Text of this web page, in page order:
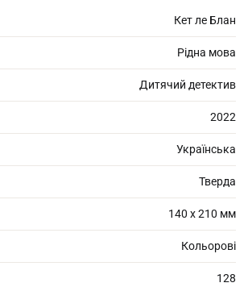
Кет ле Блан
Рідна мова
Дитячий детектив
2022
Українська
Тверда
140 х 210 мм
Кольорові
128